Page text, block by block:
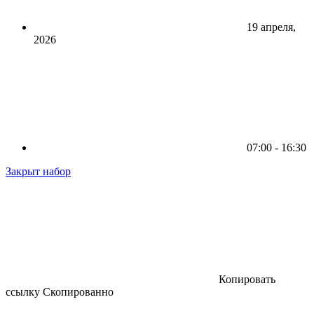
19 апреля,
2026
07:00 - 16:30
Закрыт набор
Копировать
ссылку Скопированно